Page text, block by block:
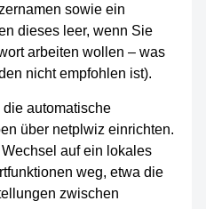
sowie ein
dieses leer, wenn Sie
arbeiten wollen – was
nicht empfohlen ist).
automatische
über netplwiz einrichten.
auf ein lokales
weg, etwa die
zwischen